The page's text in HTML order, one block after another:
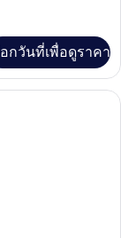
อกวันที่เพื่อดูราคา